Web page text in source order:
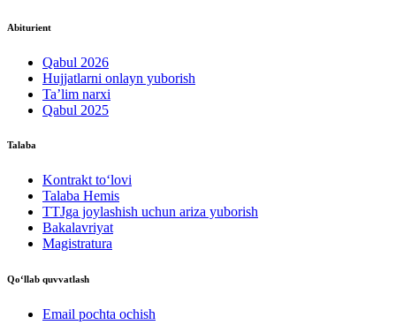
Abiturient
Qabul 2026
Hujjatlarni onlayn yuborish
Ta’lim narxi
Qabul 2025
Talaba
Kontrakt to‘lovі
Talaba Hemis
TTJga joylashish uchun ariza yuborish
Bakalavriyat
Magistratura
Qo‘llab quvvatlash
Email pochta ochish